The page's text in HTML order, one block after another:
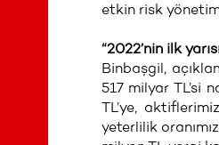
etkin risk
“2022’nin ilk
Binbaşgil,
517 milyar TL’si
TL’ye,
yeterlilik